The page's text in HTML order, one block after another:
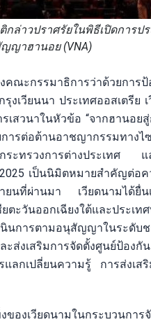
ล่าวปราศรัยในพิธีเปิดการป
ญาฮานอย (VNA)
ณะกรรมาธิการว่าด้วยการ
วียนนา ประเทศออสเตรีย
สวนาในหัวข้อ “จากฮานอย
รต่อต้านอาชญากรรมทางไ
ระทรวงการต่างประเทศ
เป็นนิมิตหมายสำคัญต่อค
ผ่านมา เวียดนามได้ยื่นเอ
ยตะวันออกเฉียงใต้และปร
นการตามอนุสัญญาในระดับ
เสริมการจัดตั้งศูนย์ป้องกั
ลกเปลี่ยนความรู้ การส่งเส
งเวียดนามในกระบวนกา